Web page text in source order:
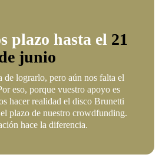
plazo hasta el 21
junio
de lograrlo, pero aún nos falta el
eso, porque vuestro apoyo es
hacer realidad el disco Brunetti
plazo de nuestro crowdfunding.
hace la diferencia.